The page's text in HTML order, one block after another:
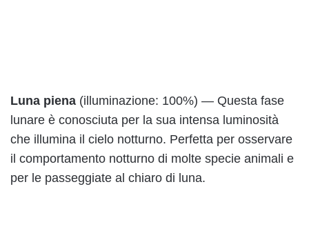
Luna piena (illuminazione: 100%) — Questa fase
lunare è conosciuta per la sua intensa luminosità
che illumina il cielo notturno. Perfetta per osservare
il comportamento notturno di molte specie animali e
per le passeggiate al chiaro di luna.